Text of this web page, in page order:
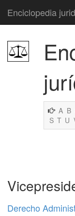
Enciclopedia
A B
S T U
Derecho